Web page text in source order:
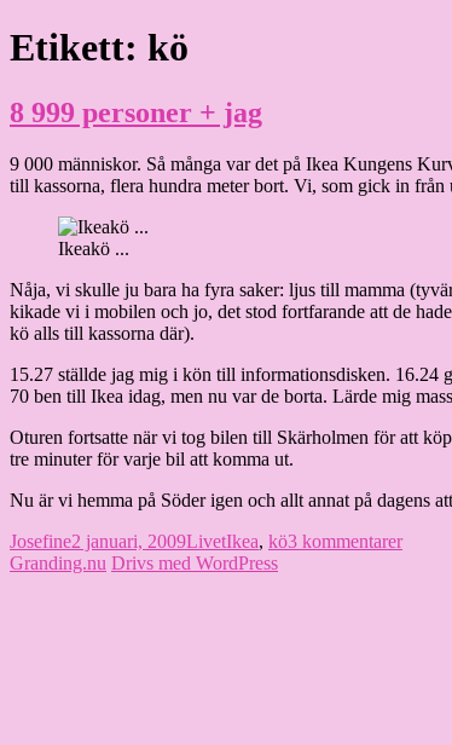
Hoppa
till
Granding.nu
Etikett: kö
8 999 personer + jag
9 000 människor. Så många var det på Ikea Kungens
till kassorna, flera hundra meter bort. Vi, som gick in
Ikeakö ...
Nåja, vi skulle ju bara ha fyra saker: ljus till mamma
kikade vi i mobilen och jo, det stod fortfarande att de
kö alls till kassorna där).
15.27 ställde jag mig i kön till informationsdisken. 16.24
70 ben till Ikea idag, men nu var de borta. Lärde mig
Oturen fortsatte när vi tog bilen till Skärholmen för att
tre minuter för varje bil att komma ut.
Nu är vi hemma på Söder igen och allt annat på dagens
Författare
JosefinePublicerat
den
2 januari, 2009Kategorier
LivetEtiketter
Ikea, kö3 kommentarertill
Granding.nu Drivs med WordPress